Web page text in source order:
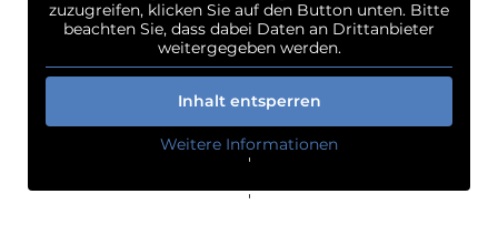
zuzugreifen, klicken Sie auf den Button unten. Bitte
beachten Sie, dass dabei Daten an Drittanbieter
weitergegeben werden.
Inhalt entsperren
Weitere Informationen
'
'